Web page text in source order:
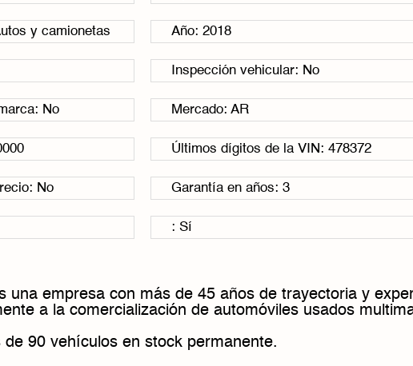
y camionetas Año: 2018
Inspección vehicular: No
No Mercado: AR
Últimos dígitos de la VIN: 478372
No Garantía en años: 3
: Sí
una empresa con más de 45 años de trayectoria y
a la comercialización de automóviles usados
90 vehículos en stock permanente.